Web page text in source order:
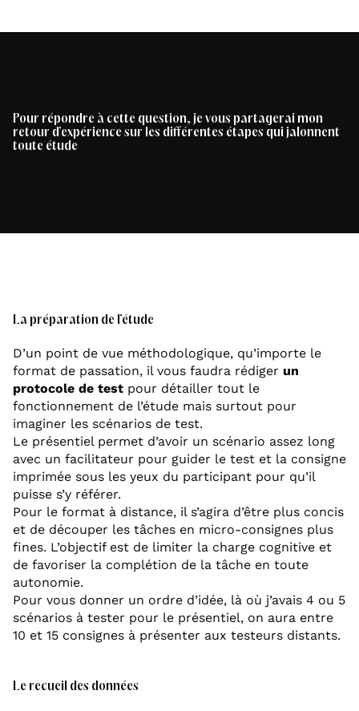
Pour répondre à cette question, je vous partagerai mon
retour d’expérience sur les différentes étapes qui jalonnent
toute étude
La préparation de l’étude
D’un point de vue méthodologique, qu’importe le
format de passation, il vous faudra rédiger un
protocole de test pour détailler tout le
fonctionnement de l’étude mais surtout pour
imaginer les scénarios de test.
Le présentiel permet d’avoir un scénario assez long
avec un facilitateur pour guider le test et la consigne
imprimée sous les yeux du participant pour qu’il
puisse s’y référer.
Pour le format à distance, il s’agira d’être plus concis
et de découper les tâches en micro-consignes plus
fines. L’objectif est de limiter la charge cognitive et
de favoriser la complétion de la tâche en toute
autonomie.
Pour vous donner un ordre d’idée, là où j’avais 4 ou 5
scénarios à tester pour le présentiel, on aura entre
10 et 15 consignes à présenter aux testeurs distants.
Le recueil des données